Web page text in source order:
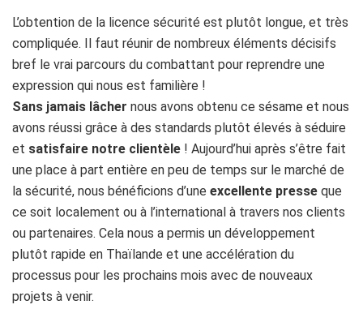
L’obtention de la licence sécurité est plutôt longue, et très
compliquée. Il faut réunir de nombreux éléments décisifs
bref le vrai parcours du combattant pour reprendre une
expression qui nous est familière !
Sans jamais lâcher nous avons obtenu ce sésame et nous
avons réussi grâce à des standards plutôt élevés à séduire
et satisfaire notre clientèle ! Aujourd’hui après s’être fait
une place à part entière en peu de temps sur le marché de
la sécurité, nous bénéficions d’une excellente presse que
ce soit localement ou à l’international à travers nos clients
ou partenaires. Cela nous a permis un développement
plutôt rapide en Thaïlande et une accélération du
processus pour les prochains mois avec de nouveaux
projets à venir.